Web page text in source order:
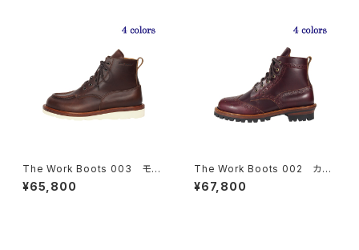
The Work Boots 003 モッ
クトゥ クロムエクセルレザ
ー ４colors
¥65,800
The Work Boots 002 カン
トリーブーツ クロムエクセル
レザー ４colors
¥67,800